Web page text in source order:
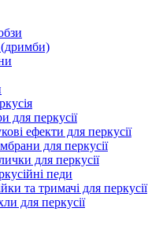
для перкусії
ефекти для перкусії
для перкусії
для перкусії
педи
та тримачі для перкусії
для перкусії